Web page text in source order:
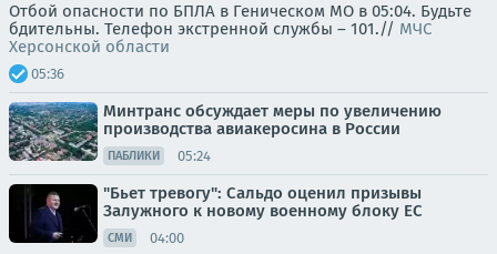
Отбой опасности по БПЛА в Геническом МО в 05:04. Будьте
бдительны. Телефон экстренной службы – 101.// МЧС
Херсонской области
05:36
Минтранс обсуждает меры по увеличению
производства авиакеросина в России
ПАБЛИКИ 05:24
"Бьет тревогу": Сальдо оценил призывы
Залужного к новому военному блоку ЕС
СМИ 04:00